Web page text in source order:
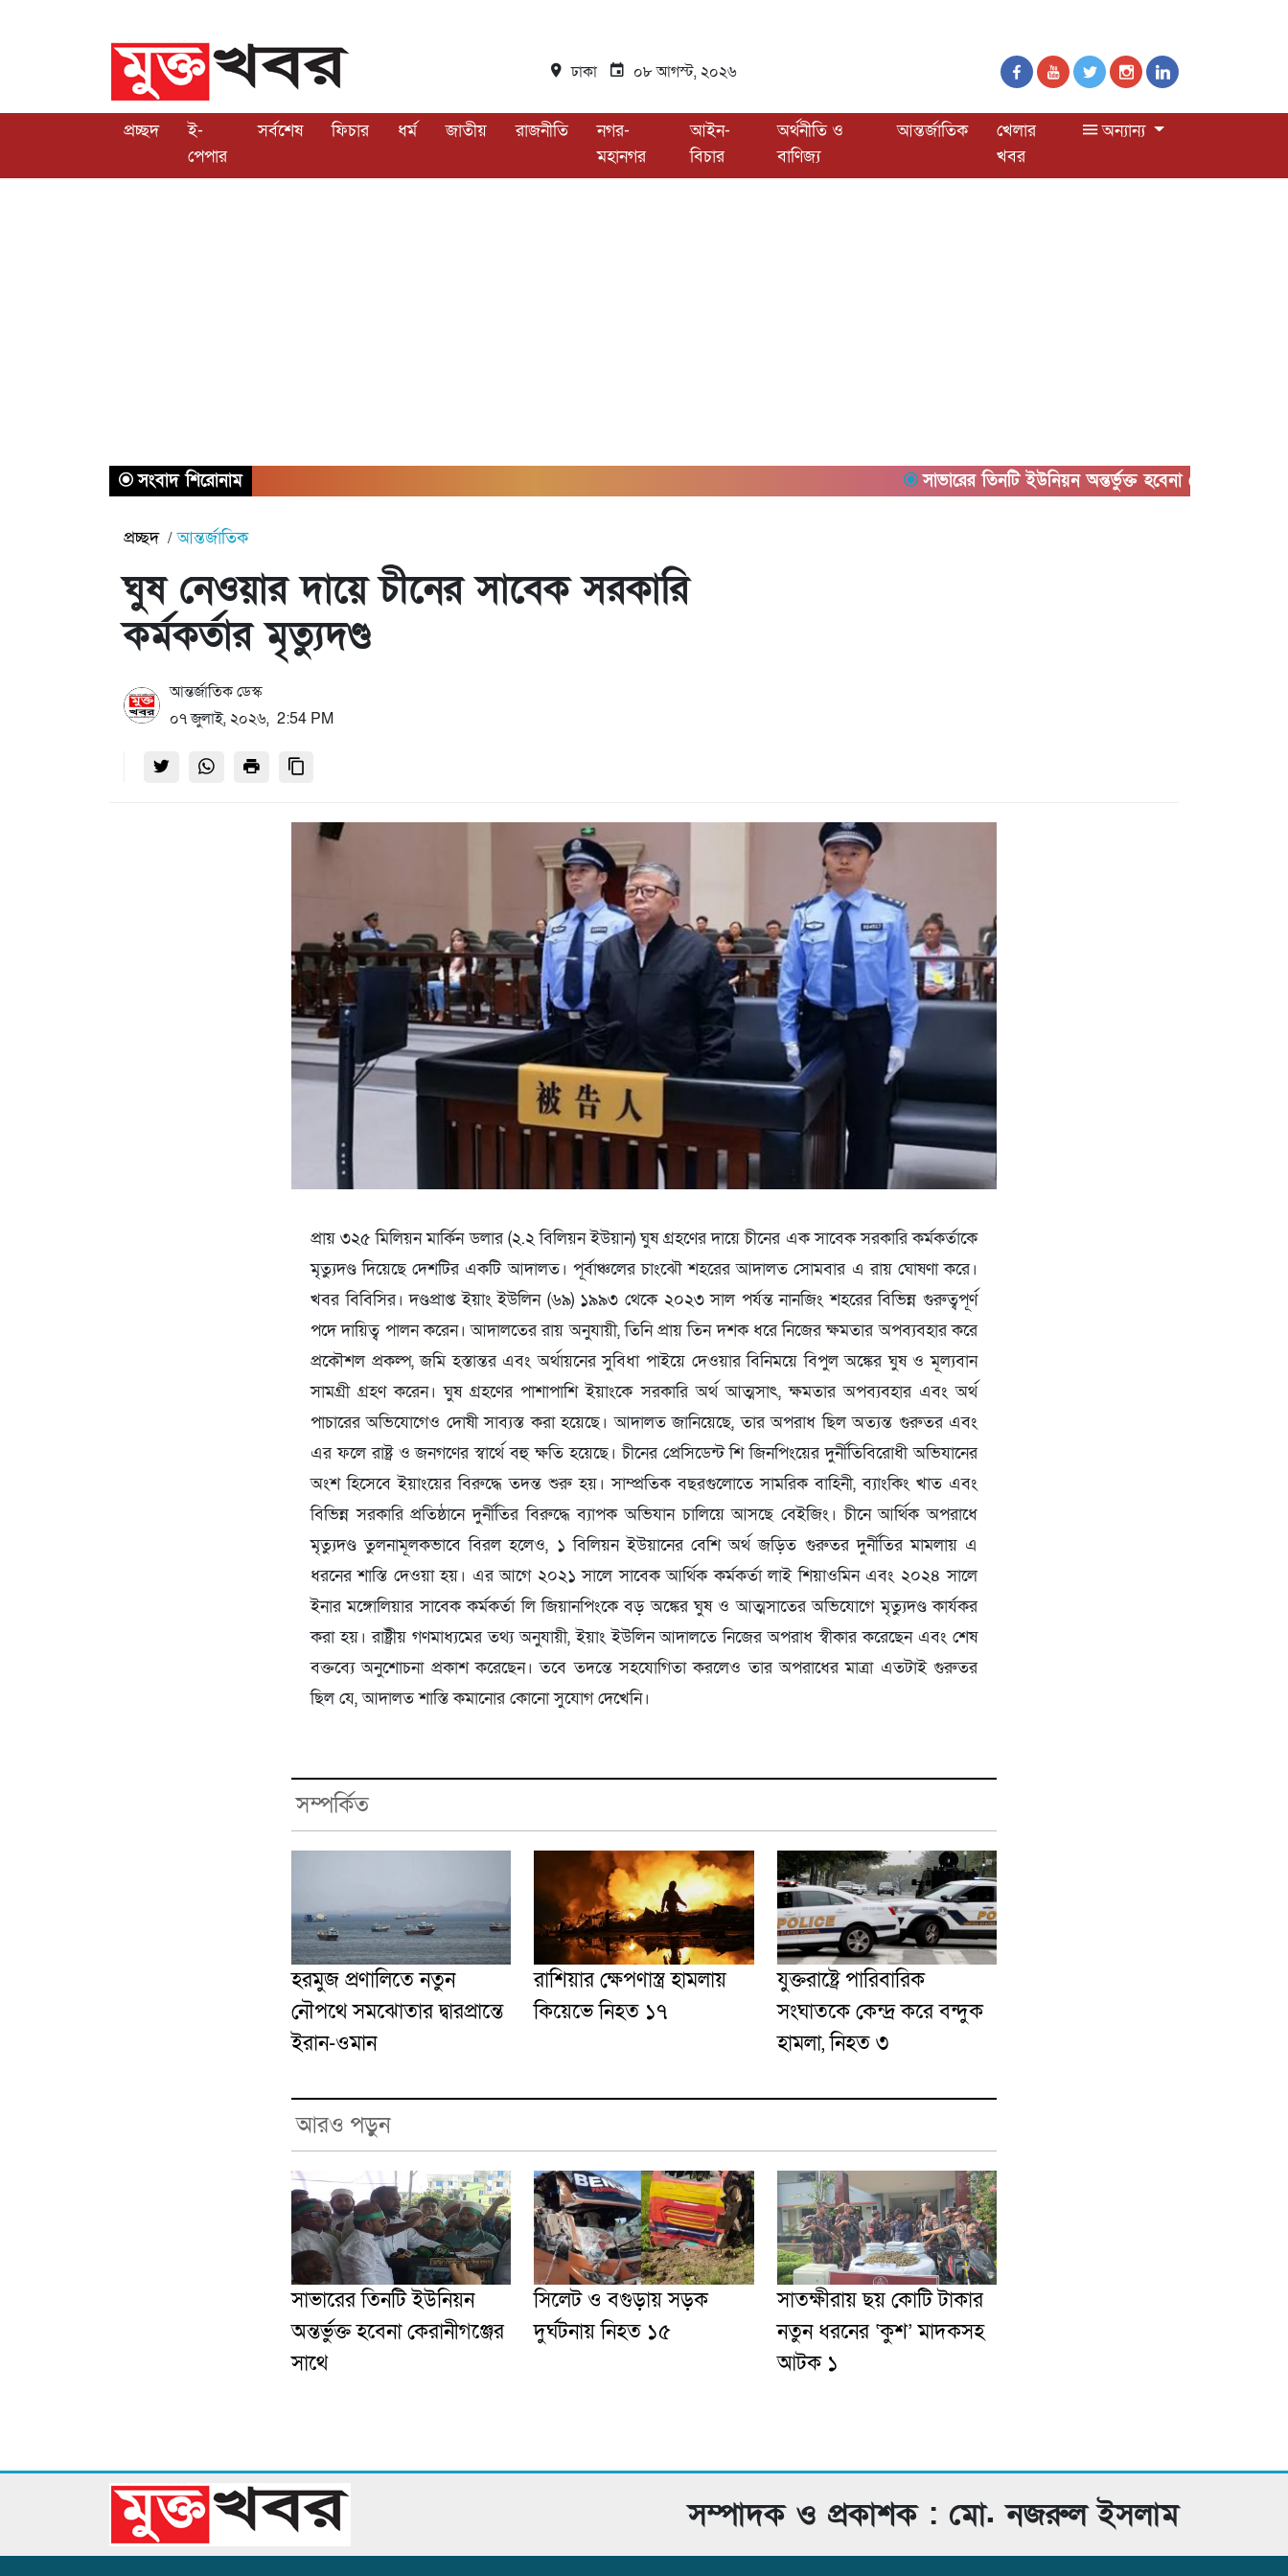
ঢাকা ০৮ আগস্ট, ২০২৬
প্রচ্ছদ
ই-
পেপার
সর্বশেষ ফিচার ধর্ম জাতীয় রাজনীতি
নগর-
মহানগর
আইন-
বিচার
অর্থনীতি ও
বাণিজ্য
আন্তর্জাতিক
খেলার
খবর
অন্যান্য
সংবাদ শিরোনাম সাভারের তিনটি ইউনিয়ন অন্তর্ভুক্ত হবেনা কেরানীগঞ্জের সাথে
প্রচ্ছদ আন্তর্জাতিক
ঘুষ নেওয়ার দায়ে চীনের সাবেক সরকারি
কর্মকর্তার মৃত্যুদণ্ড
আন্তর্জাতিক ডেস্ক
০৭ জুলাই, ২০২৬, 2:54 PM
প্রায় ৩২৫ মিলিয়ন মার্কিন ডলার (২.২ বিলিয়ন ইউয়ান) ঘুষ গ্রহণের দায়ে চীনের এক সাবেক সরকারি কর্মকর্তাকে
মৃত্যুদণ্ড দিয়েছে দেশটির একটি আদালত। পূর্বাঞ্চলের চাংঝৌ শহরের আদালত সোমবার এ রায় ঘোষণা করে।
খবর বিবিসির। দণ্ডপ্রাপ্ত ইয়াং ইউলিন (৬৯) ১৯৯৩ থেকে ২০২৩ সাল পর্যন্ত নানজিং শহরের বিভিন্ন গুরুত্বপূর্ণ
পদে দায়িত্ব পালন করেন। আদালতের রায় অনুযায়ী, তিনি প্রায় তিন দশক ধরে নিজের ক্ষমতার অপব্যবহার করে
প্রকৌশল প্রকল্প, জমি হস্তান্তর এবং অর্থায়নের সুবিধা পাইয়ে দেওয়ার বিনিময়ে বিপুল অঙ্কের ঘুষ ও মূল্যবান
সামগ্রী গ্রহণ করেন। ঘুষ গ্রহণের পাশাপাশি ইয়াংকে সরকারি অর্থ আত্মসাৎ, ক্ষমতার অপব্যবহার এবং অর্থ
পাচারের অভিযোগেও দোষী সাব্যস্ত করা হয়েছে। আদালত জানিয়েছে, তার অপরাধ ছিল অত্যন্ত গুরুতর এবং
এর ফলে রাষ্ট্র ও জনগণের স্বার্থে বহু ক্ষতি হয়েছে। চীনের প্রেসিডেন্ট শি জিনপিংয়ের দুর্নীতিবিরোধী অভিযানের
অংশ হিসেবে ইয়াংয়ের বিরুদ্ধে তদন্ত শুরু হয়। সাম্প্রতিক বছরগুলোতে সামরিক বাহিনী, ব্যাংকিং খাত এবং
বিভিন্ন সরকারি প্রতিষ্ঠানে দুর্নীতির বিরুদ্ধে ব্যাপক অভিযান চালিয়ে আসছে বেইজিং। চীনে আর্থিক অপরাধে
মৃত্যুদণ্ড তুলনামূলকভাবে বিরল হলেও, ১ বিলিয়ন ইউয়ানের বেশি অর্থ জড়িত গুরুতর দুর্নীতির মামলায় এ
ধরনের শাস্তি দেওয়া হয়। এর আগে ২০২১ সালে সাবেক আর্থিক কর্মকর্তা লাই শিয়াওমিন এবং ২০২৪ সালে
ইনার মঙ্গোলিয়ার সাবেক কর্মকর্তা লি জিয়ানপিংকে বড় অঙ্কের ঘুষ ও আত্মসাতের অভিযোগে মৃত্যুদণ্ড কার্যকর
করা হয়। রাষ্ট্রীয় গণমাধ্যমের তথ্য অনুযায়ী, ইয়াং ইউলিন আদালতে নিজের অপরাধ স্বীকার করেছেন এবং শেষ
বক্তব্যে অনুশোচনা প্রকাশ করেছেন। তবে তদন্তে সহযোগিতা করলেও তার অপরাধের মাত্রা এতটাই গুরুতর
ছিল যে, আদালত শাস্তি কমানোর কোনো সুযোগ দেখেনি।
সম্পর্কিত
হরমুজ প্রণালিতে নতুন
নৌপথে সমঝোতার দ্বারপ্রান্তে
ইরান-ওমান
রাশিয়ার ক্ষেপণাস্ত্র হামলায়
কিয়েভে নিহত ১৭
যুক্তরাষ্ট্রে পারিবারিক
সংঘাতকে কেন্দ্র করে বন্দুক
হামলা, নিহত ৩
আরও পড়ুন
সাভারের তিনটি ইউনিয়ন
অন্তর্ভুক্ত হবেনা কেরানীগঞ্জের
সাথে
সিলেট ও বগুড়ায় সড়ক
দুর্ঘটনায় নিহত ১৫
সাতক্ষীরায় ছয় কোটি টাকার
নতুন ধরনের ‘কুশ’ মাদকসহ
আটক ১
সম্পাদক ও প্রকাশক : মো. নজরুল ইসলাম